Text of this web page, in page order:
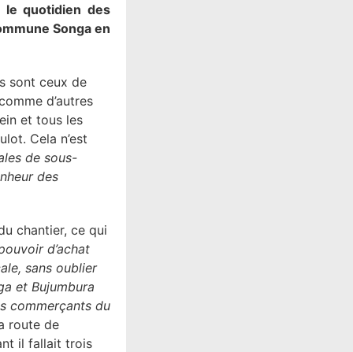
quotidien des
Songa en
sont ceux de
d’autres
et tous les
Cela n’est
de sous-
des
chantier, ce qui
d’achat
sans oublier
et Bujumbura
commerçants du
route de
il fallait trois